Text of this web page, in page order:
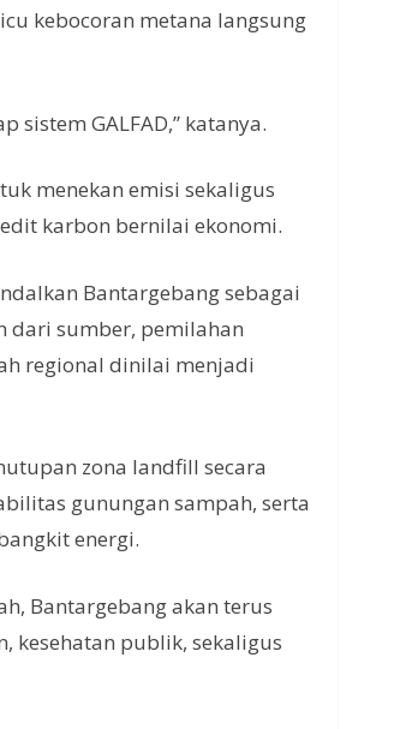
kebocoran metana langsung
sistem GALFAD,” katanya.
menekan emisi sekaligus
karbon bernilai ekonomi.
Bantargebang sebagai
dari sumber, pemilahan
regional dinilai menjadi
zona landfill secara
gunungan sampah, serta
energi.
Bantargebang akan terus
kesehatan publik, sekaligus